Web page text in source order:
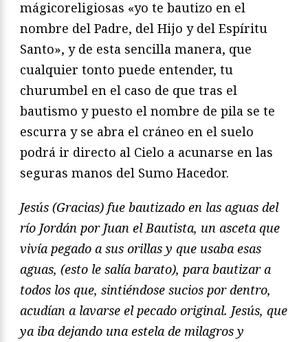
mágicoreligiosas «yo te bautizo en el
nombre del Padre, del Hijo y del Espíritu
Santo», y de esta sencilla manera, que
cualquier tonto puede entender, tu
churumbel en el caso de que tras el
bautismo y puesto el nombre de pila se te
escurra y se abra el cráneo en el suelo
podrá ir directo al Cielo a acunarse en las
seguras manos del Sumo Hacedor.
Jesús (Gracias) fue bautizado en las aguas del
río Jordán por Juan el Bautista, un asceta que
vivía pegado a sus orillas y que usaba esas
aguas, (esto le salía barato), para bautizar a
todos los que, sintiéndose sucios por dentro,
acudían a lavarse el pecado original. Jesús, que
ya iba dejando una estela de milagros y